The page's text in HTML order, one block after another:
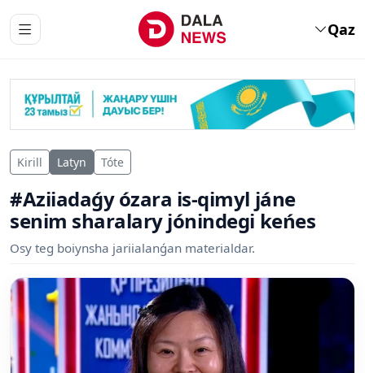
Qaz
Kirill Latyn Tóte
#Aziiadaǵy ózara is-qimyl jáne
senim sharalary jónindegi keńes
Osy teg boiynsha jariialanǵan materialdar.